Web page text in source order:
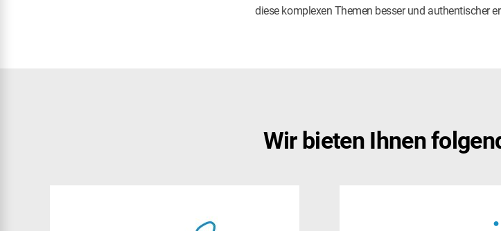
diese komplexen Themen besser und authentischer
Wir bieten Ihnen